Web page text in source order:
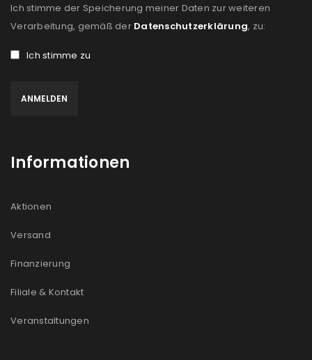
Ich stimme der Speicherung meiner Daten zur weiteren
Verarbeitung, gemäß der Datenschutzerklärung, zu:
Ich stimme zu
Informationen
Aktionen
Versand
Finanzierung
Filiale & Kontakt
Veranstaltungen